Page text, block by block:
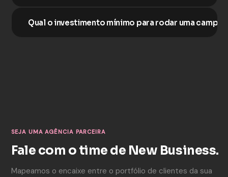
Qual o investimento mínimo para rodar uma
SEJA UMA AGÊNCIA PARCEIRA
Fale com o time de New Business.
Mapeamos o encaixe entre o portfólio de clientes da sua